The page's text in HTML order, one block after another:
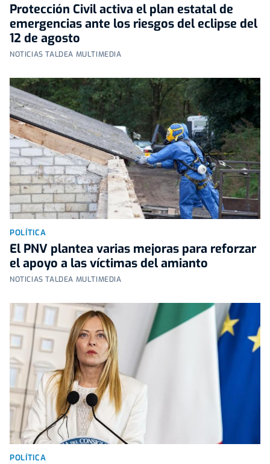
Protección Civil activa el plan estatal de
emergencias ante los riesgos del eclipse del
12 de agosto
NOTICIAS TALDEA MULTIMEDIA
POLÍTICA
El PNV plantea varias mejoras para reforzar
el apoyo a las víctimas del amianto
NOTICIAS TALDEA MULTIMEDIA
POLÍTICA